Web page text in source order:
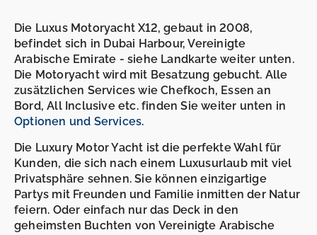
Die Luxus Motoryacht X12, gebaut in 2008,
befindet sich in Dubai Harbour, Vereinigte
Arabische Emirate - siehe Landkarte weiter unten.
Die Motoryacht wird mit Besatzung gebucht. Alle
zusätzlichen Services wie Chefkoch, Essen an
Bord, All Inclusive etc. finden Sie weiter unten in
Optionen und Services.
Die Luxury Motor Yacht ist die perfekte Wahl für
Kunden, die sich nach einem Luxusurlaub mit viel
Privatsphäre sehnen. Sie können einzigartige
Partys mit Freunden und Familie inmitten der Natur
feiern. Oder einfach nur das Deck in den
geheimsten Buchten von Vereinigte Arabische